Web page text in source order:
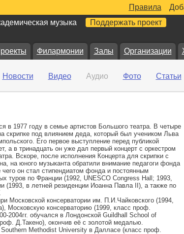
Правила
музыка Поддержать проект
Филармонии Залы Организации
Новости Видео Аудио Фото Статьи
в 1977 году в семье артистов Большого театра. В четыре
скрипке под влиянием деда, который был учеником Льва
Его первое выступление перед публикой
а в тринадцать он уже дал первый концерт с оркестром
Вскоре, после исполнения Концерта для скрипки с
на юного музыканта обратили внимание педагоги фонда
он стал стипендиатом фонда и постоянным
туров по Франции (1992, UNESCO Congress Hall; 1993,
(1993, в летней резиденции Иоанна Павла II), а также по
Московской консерватории им. П.И.Чайковского (1994,
Московскую консерваторию (1999, класс проф.
2004гг. обучался в Лондонской Guildhall School of
Д.Такено), окончив её с золотой медалью.
Methodist University в Далласе (класс проф.